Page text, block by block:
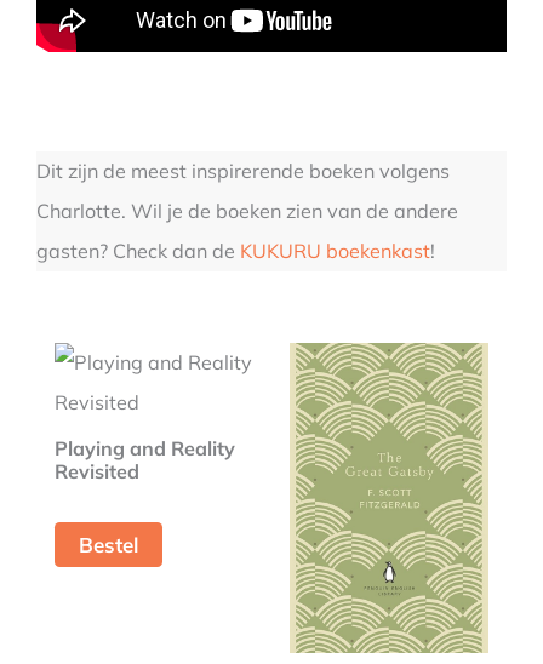
Dit zijn de meest inspirerende boeken volgens
Charlotte. Wil je de boeken zien van de andere
gasten? Check dan de KUKURU boekenkast!
Playing and Reality
Revisited
Bestel